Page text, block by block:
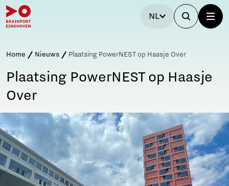
NL
Home Nieuws Plaatsing PowerNEST op Haasje Over
Plaatsing PowerNEST op Haasje
Over